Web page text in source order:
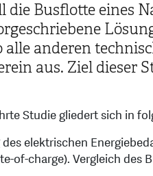
die Busflotte eines
alle anderen
aus. Ziel dieser
Studie gliedert sich in
elektrischen
of-charge). Vergleich des